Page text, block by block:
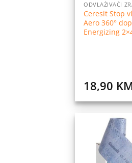
ODVLAŽIVAČI
Ceresit Stop
Aero 360°
Energizing
18,90